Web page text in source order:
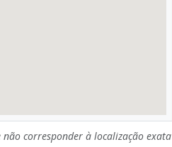
corresponder à localização exata